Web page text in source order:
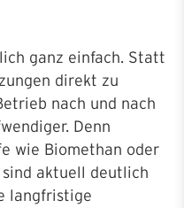
ganz einfach. Statt
direkt zu
nach und nach
Denn
wie Biomethan oder
aktuell deutlich
langfristige